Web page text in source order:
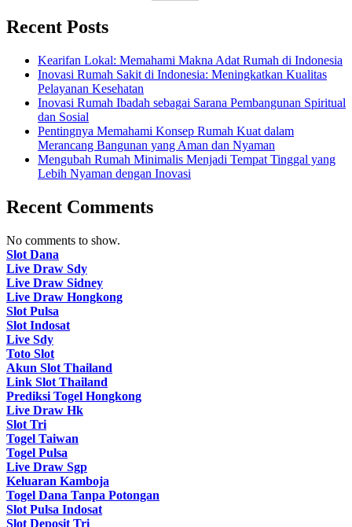
Recent Posts
Kearifan Lokal: Memahami Makna Adat Rumah di Indonesia
Inovasi Rumah Sakit di Indonesia: Meningkatkan Kualitas
Pelayanan Kesehatan
Inovasi Rumah Ibadah sebagai Sarana Pembangunan Spiritual
dan Sosial
Pentingnya Memahami Konsep Rumah Kuat dalam
Merancang Bangunan yang Aman dan Nyaman
Mengubah Rumah Minimalis Menjadi Tempat Tinggal yang
Lebih Nyaman dengan Inovasi
Recent Comments
No comments to show.
Slot Dana
Live Draw Sdy
Live Draw Sidney
Live Draw Hongkong
Slot Pulsa
Slot Indosat
Live Sdy
Toto Slot
Akun Slot Thailand
Link Slot Thailand
Prediksi Togel Hongkong
Live Draw Hk
Slot Tri
Togel Taiwan
Togel Pulsa
Live Draw Sgp
Keluaran Kamboja
Togel Dana Tanpa Potongan
Slot Pulsa Indosat
Slot Deposit Tri